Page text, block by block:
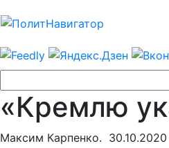
«Кремлю
Максим Карпенко.